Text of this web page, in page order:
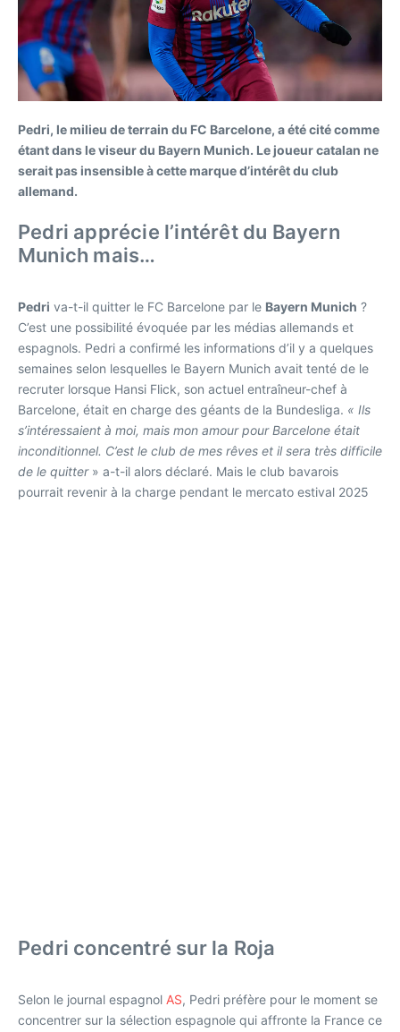
Pedri, le milieu de terrain du FC Barcelone, a été cité comme
étant dans le viseur du Bayern Munich. Le joueur catalan ne
serait pas insensible à cette marque d’intérêt du club
allemand.
Pedri apprécie l’intérêt du Bayern
Munich mais…
Pedri va-t-il quitter le FC Barcelone par le Bayern Munich ?
C’est une possibilité évoquée par les médias allemands et
espagnols. Pedri a confirmé les informations d’il y a quelques
semaines selon lesquelles le Bayern Munich avait tenté de le
recruter lorsque Hansi Flick, son actuel entraîneur-chef à
Barcelone, était en charge des géants de la Bundesliga. « Ils
s’intéressaient à moi, mais mon amour pour Barcelone était
inconditionnel. C’est le club de mes rêves et il sera très difficile
de le quitter» a-t-il alors déclaré. Mais le club bavarois
pourrait revenir à la charge pendant le mercato estival 2025
Pedri concentré sur la Roja
Selon le journal espagnol AS, Pedri préfère pour le moment se
concentrer sur la sélection espagnole qui affronte la France ce